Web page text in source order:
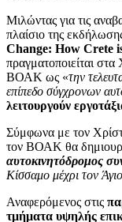
Μιλώντας για τις
πλαίσιο της
Change: How Crete
πραγματοποιείται
ΒΟΑΚ ως «την
επίπεδο σύγχρονων
λειτουργούν
Σύμφωνα με τον
τον ΒΟΑΚ θα
αυτοκινητόδρομος
Κίσσαμο μέχρι τον
Αναφερόμενος στις
τμήματα υψηλής